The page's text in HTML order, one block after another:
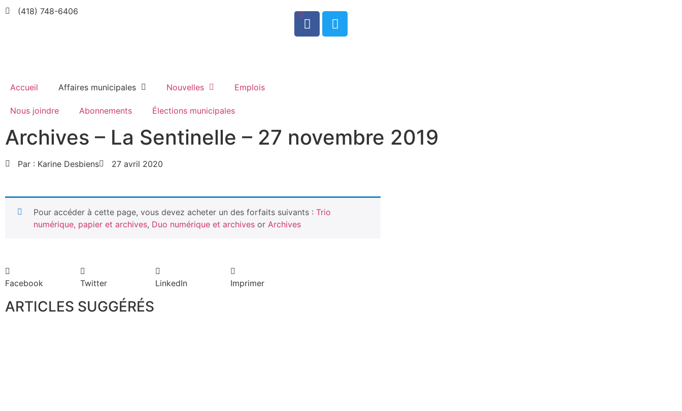
(418) 748-6406
0
Accueil Affaires municipales Nouvelles Emplois
Nous joindre Abonnements Élections municipales
Archives – La Sentinelle – 27 novembre 2019
Par : Karine Desbiens 27 avril 2020
Pour accéder à cette page, vous devez acheter un des forfaits suivants : Trio
numérique, papier et archives, Duo numérique et archives or Archives
Facebook Twitter LinkedIn Imprimer
ARTICLES SUGGÉRÉS